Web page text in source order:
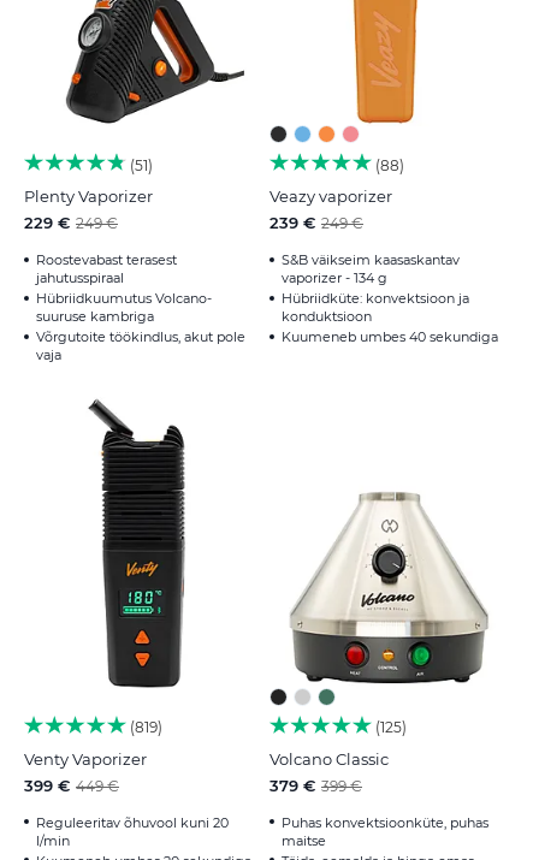
51
Plenty Vaporizer
229 € 249 €
Roostevabast terasest
jahutusspiraal
Hübriidkuumutus Volcano-
suuruse kambriga
Võrgutoite töökindlus, akut pole
vaja
88
Veazy vaporizer
239 € 249 €
S&B väikseim kaasaskantav
vaporizer - 134 g
Hübriidküte: konvektsioon ja
konduktsioon
Kuumeneb umbes 40 sekundiga
819
Venty Vaporizer
399 € 449 €
Reguleeritav õhuvool kuni 20
l/min
125
Volcano Classic
379 € 399 €
Puhas konvektsioonküte, puhas
maitse